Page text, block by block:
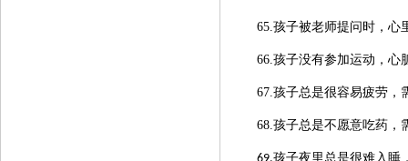
65.孩子被老师提问时，心
66.孩子没有参加运动，
67.孩子总是很容易疲劳，
68.孩子总是不愿意吃药，
孩子夜里总是很难入睡